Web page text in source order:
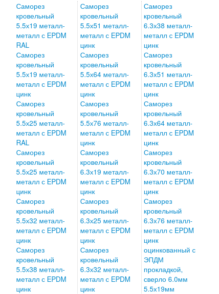
Саморез
кровельный
5.5х19 металл-
металл с EPDM
RAL
Саморез
кровельный
5.5х19 металл-
металл с EPDM
цинк
Саморез
кровельный
5.5х25 металл-
металл с EPDM
RAL
Саморез
кровельный
5.5х25 металл-
металл с EPDM
цинк
Саморез
кровельный
5.5х32 металл-
металл с EPDM
цинк
Саморез
кровельный
5.5х38 металл-
металл с EPDM
цинк
Саморез
кровельный
5.5х51 металл-
металл с EPDM
цинк
Саморез
кровельный
5.5х64 металл-
металл с EPDM
цинк
Саморез
кровельный
5.5х76 металл-
металл с EPDM
цинк
Саморез
кровельный
6.3х19 металл-
металл с EPDM
цинк
Саморез
кровельный
6.3х25 металл-
металл с EPDM
цинк
Саморез
кровельный
6.3х32 металл-
металл с EPDM
цинк
Саморез
кровельный
6.3х38 металл-
металл с EPDM
цинк
Саморез
кровельный
6.3х51 металл-
металл с EPDM
цинк
Саморез
кровельный
6.3х64 металл-
металл с EPDM
цинк
Саморез
кровельный
6.3х70 металл-
металл с EPDM
цинк
Саморез
кровельный
6.3х76 металл-
металл с EPDM
цинк
оцинкованный с
ЭПДМ
прокладкой,
сверло 6.0мм
5.5х19мм